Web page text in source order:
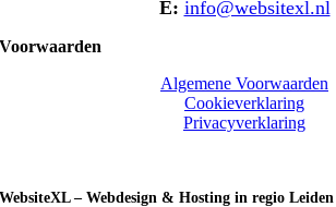
E: info@websitexl.nl
Voorwaarden
Algemene Voorwaarden
Cookieverklaring
Privacyverklaring
WebsiteXL – Webdesign & Hosting in regio Leiden